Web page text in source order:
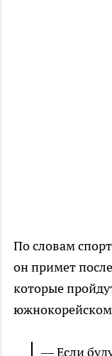
По словам
он примет
которые
— Если